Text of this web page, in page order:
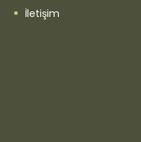
İletişim